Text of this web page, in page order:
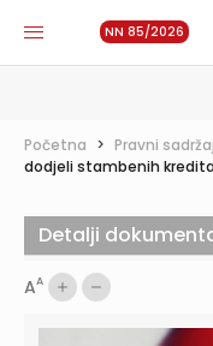
NN 85/2026
Početna > Pravni
dodjeli stambenih kredita
AA
Detalji